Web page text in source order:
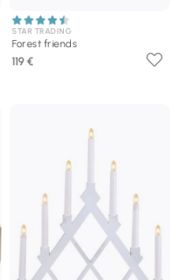
STAR TRADING
Forest friends
119 €